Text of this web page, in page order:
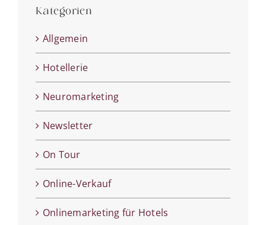
Kategorien
Allgemein
Hotellerie
Neuromarketing
Newsletter
On Tour
Online-Verkauf
Onlinemarketing für Hotels